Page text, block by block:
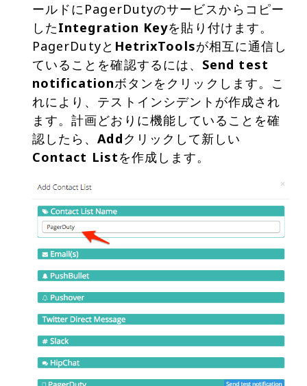
ールドにPagerDutyのサービスからコピー
したIntegration Keyを貼り付けます。
PagerDutyと HetrixToolsが相互に通信し
ていることを確認するには、 Send test
notificationボタンをクリックします。こ
れにより、テストインシデントが作成され
ます。計画どおりに機能していることを確
認したら、Addクリックして新しい
Contact List